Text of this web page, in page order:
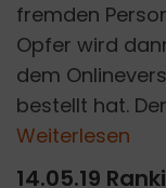
fremden
Opfer wird
dem
bestellt hat.
Weiterlesen
14.05.19